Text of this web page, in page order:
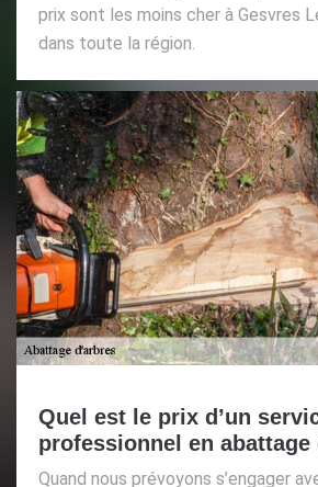
prix sont les moins cher à Gesvres
dans toute la région.
Quel est le prix d’un
professionnel en abattage
Quand nous prévoyons s’engager